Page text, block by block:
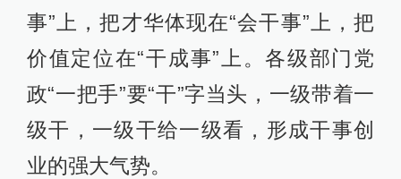
事”上，把才华体现在“会干事”上，把
价值定位在“干成事”上。各级部门党
政“一把手”要“干”字当头，一级带着一
级干，一级干给一级看，形成干事创
业的强大气势。